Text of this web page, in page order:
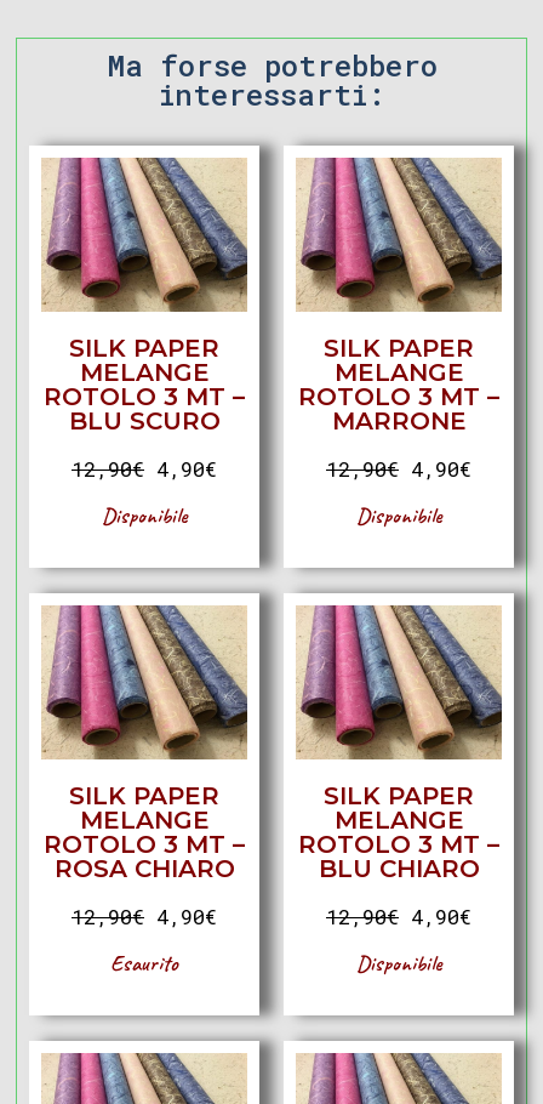
Ma forse potrebbero
interessarti:
SILK PAPER
MELANGE
ROTOLO 3 MT –
BLU SCURO
12,90€ 4,90€
Disponibile
SILK PAPER
MELANGE
ROTOLO 3 MT –
MARRONE
12,90€ 4,90€
Disponibile
SILK PAPER
MELANGE
ROTOLO 3 MT –
ROSA CHIARO
12,90€ 4,90€
Esaurito
SILK PAPER
MELANGE
ROTOLO 3 MT –
BLU CHIARO
12,90€ 4,90€
Disponibile